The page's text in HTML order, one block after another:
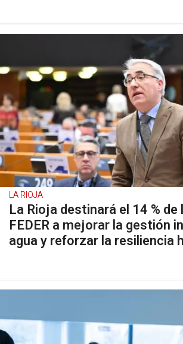
LA RIOJA
La Rioja destinará el 14 %
FEDER a mejorar la gestión
agua y reforzar la resiliencia